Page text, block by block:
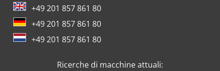
+49 201 857 861 80
+49 201 857 861 80
+49 201 857 861 80
Ricerche di macchine attuali: